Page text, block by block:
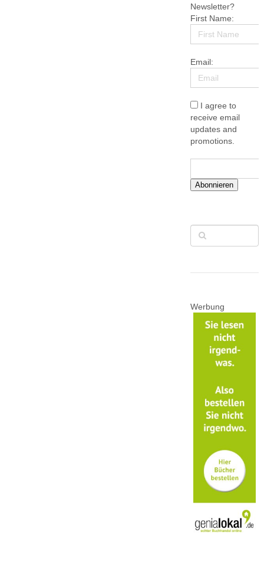
Newsletter?
First Name:
Email:
I agree to
receive email
updates and
promotions.
Abonnieren
Werbung